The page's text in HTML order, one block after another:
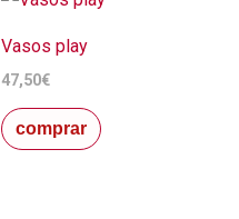
Vasos play
47,50€
comprar